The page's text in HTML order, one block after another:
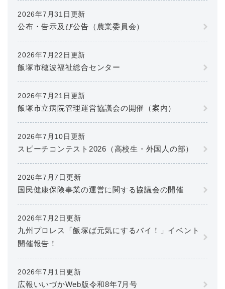
2026年7月31日更新
公布・告示及び公告（農業委員会）
2026年7月22日更新
飯塚市穂波福祉総合センター
2026年7月21日更新
飯塚市立病院管理運営協議会の開催（案内）
2026年7月10日更新
スピーチコンテスト2026（高校生・外国人の部）
2026年7月7日更新
国民健康保険事業の運営に関する協議会の開催
2026年7月2日更新
九州プロレス「飯塚ば元気にするバイ！」イベント
開催報告！
2026年7月1日更新
広報いいづかWeb版令和8年7月号